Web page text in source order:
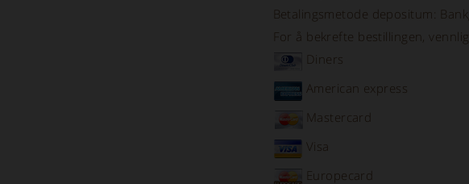
Betalingsmetode depositum:
For å bekrefte bestillingen,
Diners
American express
Mastercard
Visa
Europecard